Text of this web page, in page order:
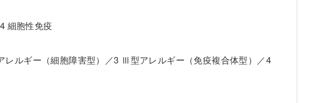
細胞性免疫
ルギー（細胞障害型）／3 Ⅲ型アレルギー（免疫複合体型）／4